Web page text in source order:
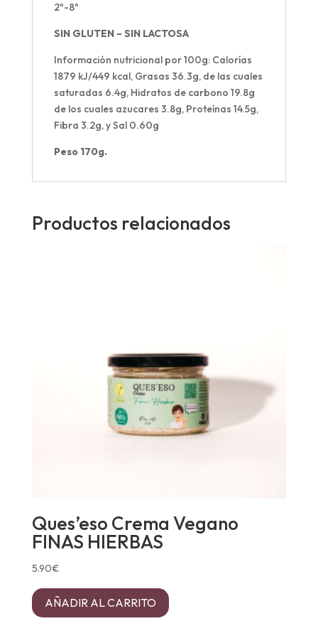
2º-8º
SIN GLUTEN – SIN LACTOSA
Información nutricional por 100g:Calorías
1879 kJ/449 kcal, Grasas 36.3g, de las cuales
saturadas 6.4g, Hidratos de carbono 19.8g
de los cuales azucares 3.8g, Proteínas 14.5g,
Fibra 3.2g, y Sal 0.60g
Peso 170g.
Productos relacionados
Ques’eso Crema Vegano
FINAS HIERBAS
5.90€
AÑADIR AL CARRITO